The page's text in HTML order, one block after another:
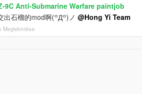
9C Anti-Submarine Warfare paintjob
石榴的mod啊(꒪Д꒪)ノ @Hong Yi Team
Megtekintése